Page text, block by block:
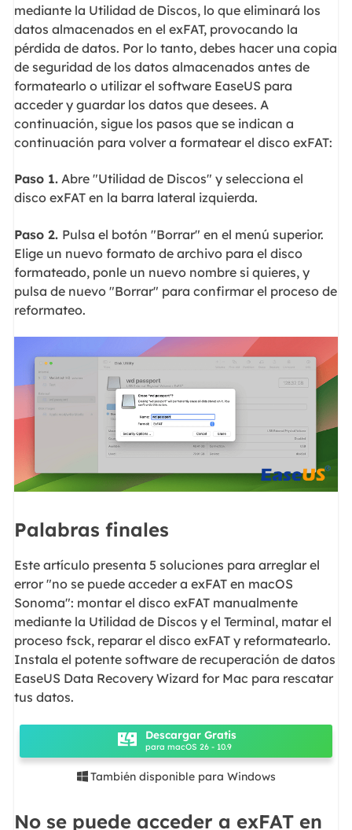
mediante la Utilidad de Discos, lo que eliminará los
datos almacenados en el exFAT, provocando la
pérdida de datos. Por lo tanto, debes hacer una copia
de seguridad de los datos almacenados antes de
formatearlo o utilizar el software EaseUS para
acceder y guardar los datos que desees. A
continuación, sigue los pasos que se indican a
continuación para volver a formatear el disco exFAT:
Paso 1.Abre "Utilidad de Discos" y selecciona el
disco exFAT en la barra lateral izquierda.
Paso 2. Pulsa el botón "Borrar" en el menú superior.
Elige un nuevo formato de archivo para el disco
formateado, ponle un nuevo nombre si quieres, y
pulsa de nuevo "Borrar" para confirmar el proceso de
reformateo.
Palabras finales
Este artículo presenta 5 soluciones para arreglar el
error "no se puede acceder a exFAT en macOS
Sonoma": montar el disco exFAT manualmente
mediante la Utilidad de Discos y el Terminal, matar el
proceso fsck, reparar el disco exFAT y reformatearlo.
Instala el potente software de recuperación de datos
EaseUS Data Recovery Wizard for Mac para rescatar
tus datos.
Descargar Gratis
para macOS 26 - 10.9
 También disponible para Windows
No se puede acceder a exFAT en